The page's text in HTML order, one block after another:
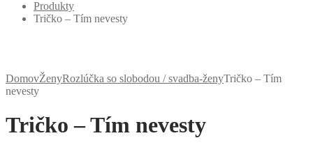
Produkty
Tričko – Tím nevesty
DomovŽenyRozlúčka so slobodou / svadba-ženyTričko – Tím
nevesty
Tričko – Tím nevesty